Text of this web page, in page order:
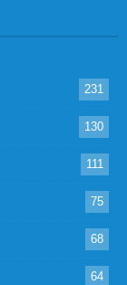
231
130
111
75
68
64